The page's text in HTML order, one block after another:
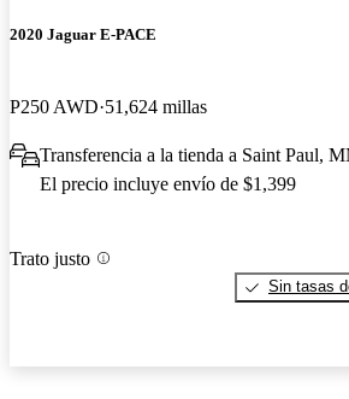
2020 Jaguar E-PACE
P250 AWD 51,624 millas
Transferencia a la tienda a Saint Paul,
El precio incluye envío de $1,399
Trato justo
Sin tasas